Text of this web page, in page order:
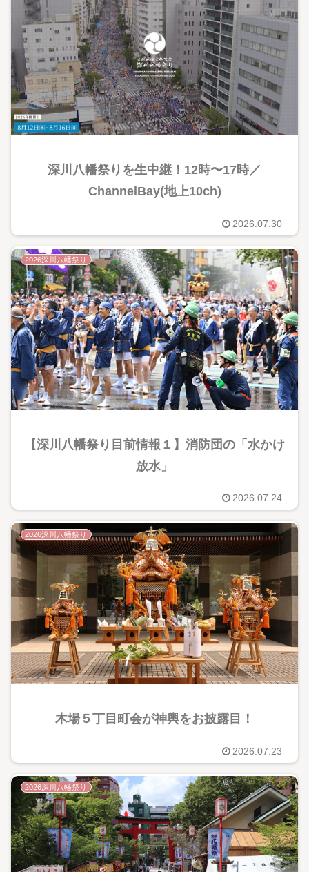
深川八幡祭りを生中継！12時〜17時／
ChannelBay(地上10ch)
2026.07.30
2026深川八幡祭り
【深川八幡祭り目前情報１】消防団の「水かけ
放水」
2026.07.24
2026深川八幡祭り
木場５丁目町会が神輿をお披露目！
2026.07.23
2026深川八幡祭り